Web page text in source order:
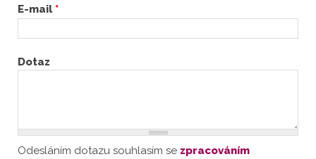
E-mail*
Dotaz
Odesláním dotazu souhlasím se zpracováním